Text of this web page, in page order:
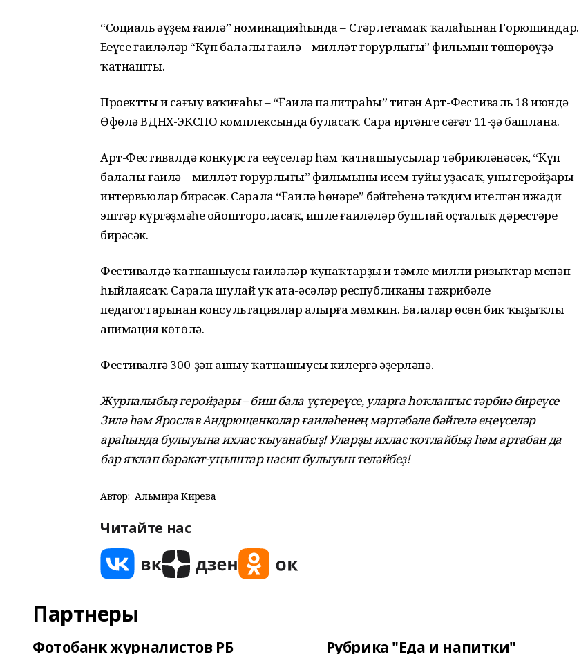
“Социаль әүҙем ғаилә” номинацияһында – Стәрлетамаҡ ҡалаһынан Горюшиндар.
Еңеүсе ғаиләләр “Күп балалы ғаилә – милләт ғорурлығы” фильмын төшөрөүҙә
ҡатнашты.
Проекттың иң сағыу ваҡиғаһы – “Ғаилә палитраһы” тигән Арт-Фестиваль 18 июндә
Өфөлә ВДНХ-ЭКСПО комплексында буласаҡ. Сара иртәнге сәғәт 11-ҙә башлана.
Арт-Фестивалдә конкурста еңеүселәр һәм ҡатнашыусылар тәбрикләнәсәк, “Күп
балалы ғаилә – милләт ғорурлығы” фильмының исем туйы уҙасаҡ, уның геройҙары
интервьюлар бирәсәк. Сарала “Ғаилә һөнәре” бәйгеһенә тәҡдим ителгән ижади
эштәр күргәҙмәһе ойоштороласаҡ, ишле ғаиләләр бушлай оҫталыҡ дәрестәре
бирәсәк.
Фестивалдә ҡатнашыусы ғаиләләр ҡунаҡтарҙы иң тәмле милли ризыҡтар менән
һыйлаясаҡ. Сарала шулай уҡ ата-әсәләр республиканың тәжрибәле
педагогтарынан консультациялар алырға мөмкин. Балалар өсөн бик ҡыҙыҡлы
анимация көтөлә.
Фестивалгә 300-ҙән ашыу ҡатнашыусы килергә әҙерләнә.
Журналыбыҙ геройҙары – биш бала үҫтереүсе, уларға һоҡланғыс тәрбиә биреүсе
Зилә һәм Ярослав Андрющенколар ғаиләһенең мәртәбәле бәйгелә еңеүселәр
араһында булыуына ихлас ҡыуанабыҙ! Уларҙы ихлас ҡотлайбыҙ һәм артабан да
бар яҡлап бәрәкәт-уңыштар насип булыуын теләйбеҙ!
Автор: Альмира Кирәева
Читайте нас
Партнеры
Фотобанк журналистов РБ Рубрика "Еда и напитки"